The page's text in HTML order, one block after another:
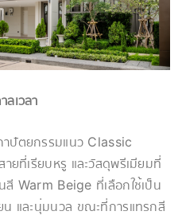
เวลา
ปัตยกรรมแนว Classic
ยที่เรียบหรู และวัสดุพรีเมียมที่
Warm Beige ที่เลือกใช้เป็น
และนุ่มนวล ขณะที่การแทรกสี